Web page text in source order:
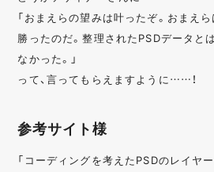
「おまえらの望みは叶ったぞ。おまえ
勝ったのだ。整理されたPSDデータと
なかった。」
って、言ってもらえますように……！
参考サイト様
「コーディングを考えたPSDのレイヤー